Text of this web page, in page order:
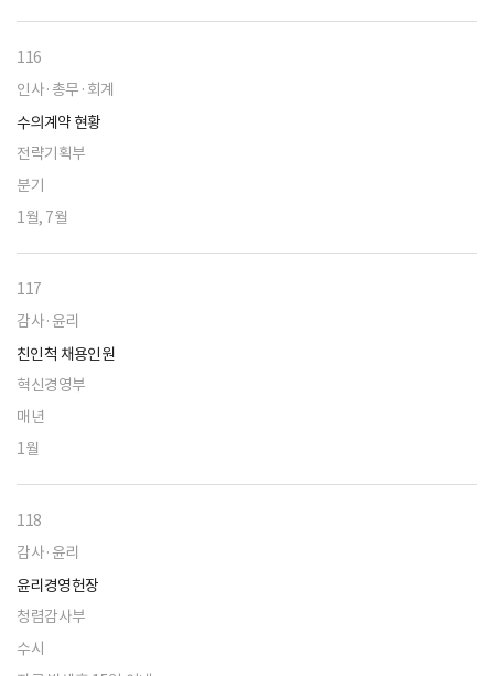
116
인사·총무·회계
수의계약 현황
전략기획부
분기
1월, 7월
117
감사·윤리
친인척 채용인원
혁신경영부
매년
1월
118
감사·윤리
윤리경영헌장
청렴감사부
수시